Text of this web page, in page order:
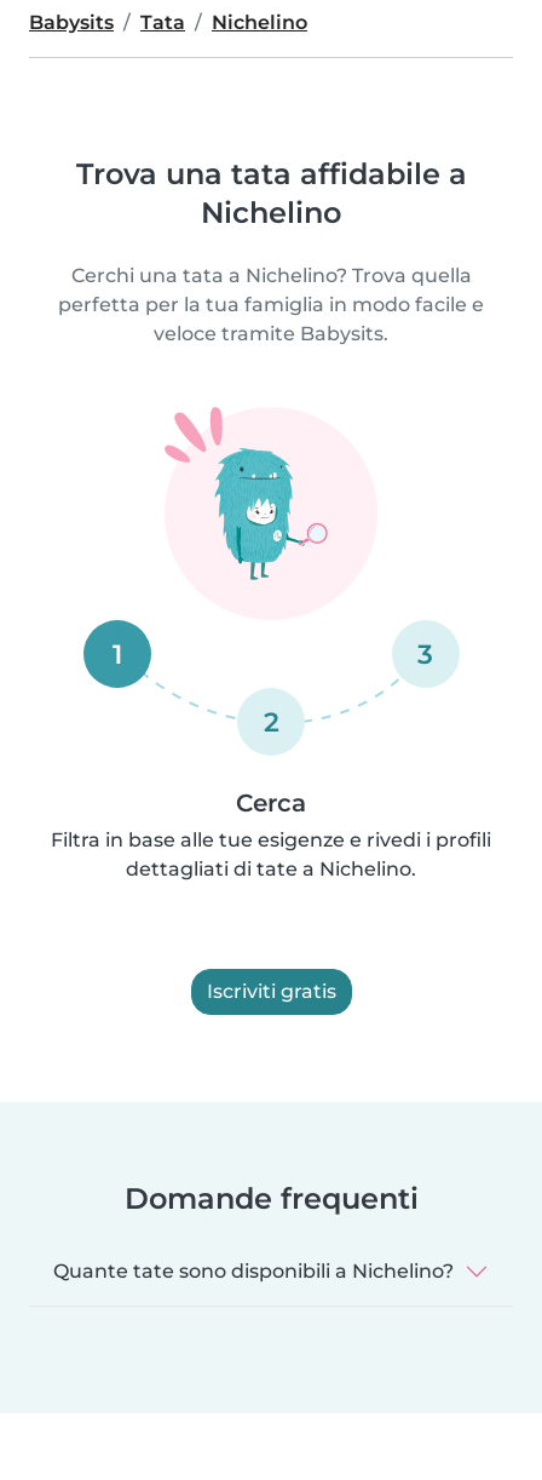
Babysits Tata Nichelino
Trova una tata affidabile a
Nichelino
Cerchi una tata a Nichelino? Trova quella
perfetta per la tua famiglia in modo facile e
veloce tramite Babysits.
1
2
3
Cerca
Filtra in base alle tue esigenze e rivedi i profili
dettagliati di tate a Nichelino.
Iscriviti gratis
Domande frequenti
Quante tate sono disponibili a Nichelino?